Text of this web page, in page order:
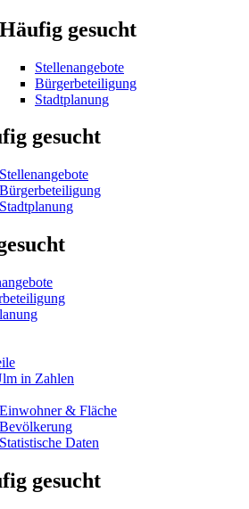
Häufig gesucht
Stellenangebote
Bürgerbeteiligung
Stadtplanung
gesucht
Stellenangebote
Bürgerbeteiligung
Stadtplanung
in Zahlen
Einwohner & Fläche
Bevölkerung
Statistische Daten
gesucht